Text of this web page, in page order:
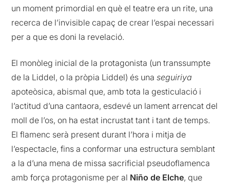
un moment primordial en què el teatre era un rite, una
recerca de l’invisible capaç de crear l’espai necessari
per a que es doni la revelació.
El monòleg inicial de la protagonista (un transsumpte
de la Liddel, o la pròpia Liddel) és unaseguiriya
apoteòsica, abismal que, amb tota la gesticulació i
l’actitud d’una cantaora, esdevé un lament arrencat del
moll de l’os, on ha estat incrustat tant i tant de temps.
El flamenc serà present durant l’hora i mitja de
l’espectacle, fins a conformar una estructura semblant
a la d’una mena de missa sacrificial pseudoflamenca
amb força protagonisme per al Niño de Elche, que